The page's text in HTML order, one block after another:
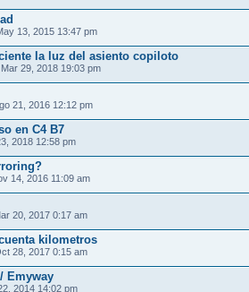
13, 2015 13:47 pm
la luz del asiento copiloto
29, 2018 19:03 pm
21, 2016 12:12 pm
en C4 B7
2018 12:58 pm
14, 2016 11:09 am
20, 2017 0:17 am
kilometros
28, 2017 0:15 am
Emyway
2014 14:02 pm